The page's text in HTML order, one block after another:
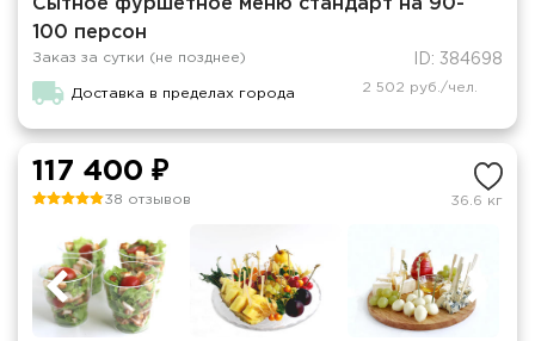
Сытное фуршетное меню стандарт на 90-
100 персон
Заказ за сутки (не позднее) ID: 384698
Доставка в пределах города 2 502 руб./чел.
117 400 ₽
38 отзывов 36.6 кг